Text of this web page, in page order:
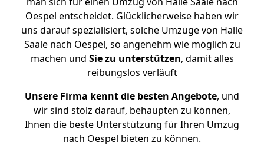
Oespel entscheidet. Glücklicherweise haben wir
uns darauf spezialisiert, solche Umzüge von Halle
Saale nach Oespel, so angenehm wie möglich zu
machen und Sie zu unterstützen, damit alles
reibungslos verläuft
Unsere Firma kennt die besten Angebote, und
wir sind stolz darauf, behaupten zu können,
Ihnen die beste Unterstützung für Ihren Umzug
nach Oespel bieten zu können.